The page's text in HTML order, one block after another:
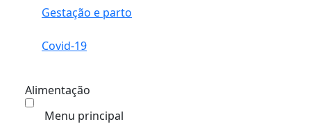
Gestação e parto
Covid-19
Alimentação
Menu principal